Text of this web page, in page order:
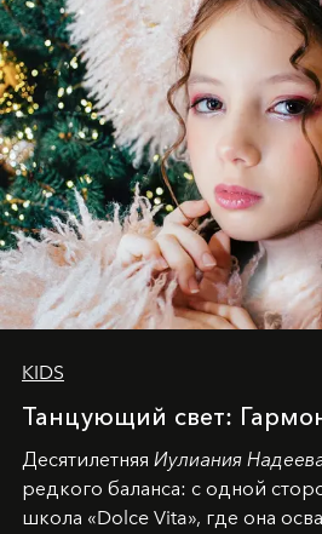
KIDS
Танцующий свет:
Десятилетняя Иулиания
редкого баланса: с одной
школа «Dolce Vita», где она